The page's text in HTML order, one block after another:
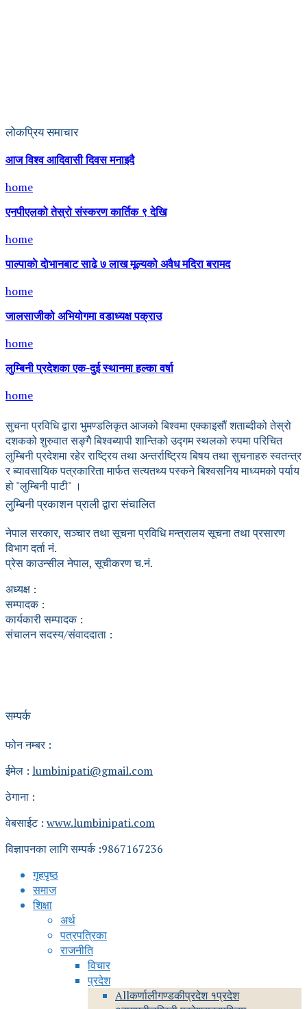
लोकप्रिय समाचार
आज विश्व आदिवासी दिवस मनाइदै
home
एनपीएलको तेस्रो संस्करण कार्तिक ९ देखि
home
पाल्पाकाे दाेभानबाट साढे ७ लाख मूल्यको अवैध मदिरा बरामद
home
जालसाजीको अभियोगमा वडाध्यक्ष पक्राउ
home
लुम्बिनी प्रदेशका एक-दुई स्थानमा हल्का वर्षा
home
सुचना प्रविधि द्वारा भुमण्डलिकृत आजको बिश्वमा एक्काइसौं शताब्दीको तेस्रो
दशकको शुरुवात सङ्गै बिश्वब्यापी शान्तिको उद्गम स्थलको रुपमा परिचित
लुम्बिनी प्रदेशमा रहेर राष्ट्रिय तथा अन्तर्राष्ट्रिय बिषय तथा सुचनाहरु स्वतन्त्र
र ब्यावसायिक पत्रकारिता मार्फत सत्यतथ्य पस्कने बिश्वसनिय माध्यमको पर्याय
हो "लुम्बिनी पाटी" ।
लुम्बिनी प्रकाशन प्राली द्वारा संचालित
नेपाल सरकार, सञ्चार तथा सूचना प्रविधि मन्त्रालय सूचना तथा प्रसारण
विभाग दर्ता नं.
प्रेस काउन्सील नेपाल, सूचीकरण च.नं.
अध्यक्ष :
सम्पादक :
कार्यकारी सम्पादक :
संचालन सदस्य/संवाददाता :
सम्पर्क
फोन नम्बर :
ईमेल : lumbinipati@gmail.com
ठेगाना :
वेबसाईट : www.lumbinipati.com
विज्ञापनका लागि सम्पर्क :9867167236
गृहपृष्ठ
समाज
शिक्षा
अर्थ
पत्रपत्रिका
राजनीति
विचार
प्रदेश
Allकर्णालीगण्डकीप्रदेश १प्रदेश